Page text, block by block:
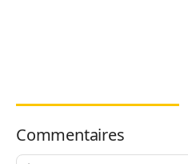
Commentaires